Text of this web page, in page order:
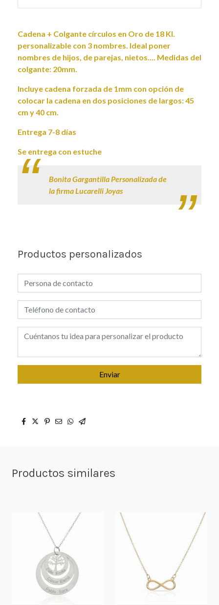
Cadena + Colgante círculos en Oro de 18 Kl.
personalizable con 3 nombres. Ideal poner
nombres de hijos, de parejas, nietos.... Medidas del
colgante: 20mm.
Incluye cadena forzada de 1mm con opción de
colocar la cadena en dos posiciones de largos: 45
cm y 40 cm.
Entrega 7-8 días
Se entrega con estuche
Bonita Gargantilla Personalizada de
la firma Lucarelli Joyas
Productos personalizados
Enviar
Productos similares